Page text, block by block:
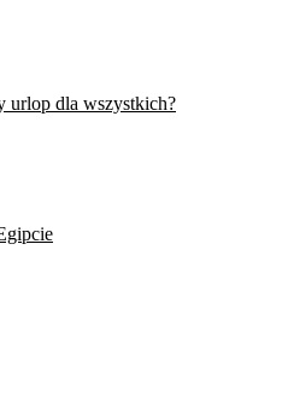
urlop dla wszystkich?